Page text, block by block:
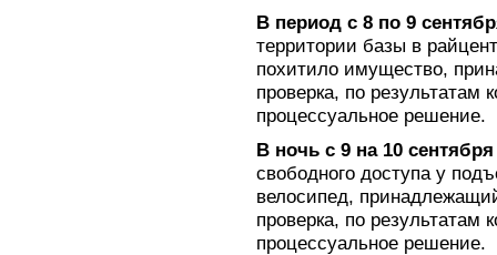
В период с 8 по 9
территории базы в
похитило имущество,
проверка, по результатам
процессуальное решение.
В ночь с 9 на 10 сентября
свободного доступа у
велосипед,
проверка, по результатам
процессуальное решение.